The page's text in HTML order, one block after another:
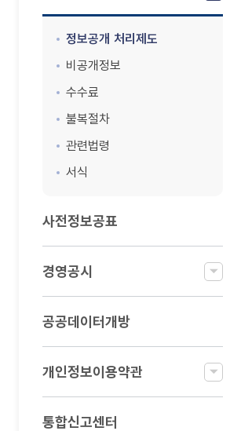
정보공개 처리제도
비공개정보
수수료
불복절차
관련법령
서식
사전정보공표
경영공시
공공데이터개방
개인정보이용약관
통합신고센터